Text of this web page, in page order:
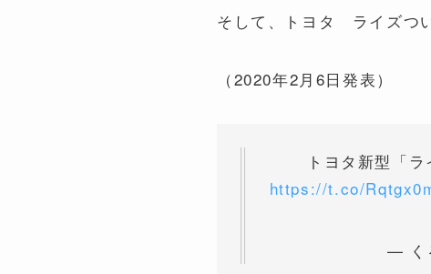
そして、トヨタ ライズつ
（2020年2月6日発表）
トヨタ新型「
https://t.co/
— く